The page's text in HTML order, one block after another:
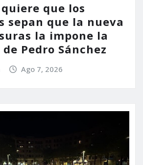
quiere que los
sepan que la nueva
la impone la
Pedro Sánchez
Ago 7, 2026